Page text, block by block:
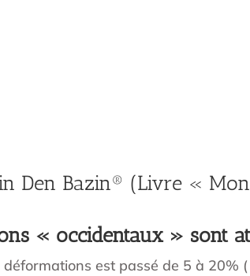
Den Bazin® (Livre «
« occidentaux » sont
est passé de 5 à 20%